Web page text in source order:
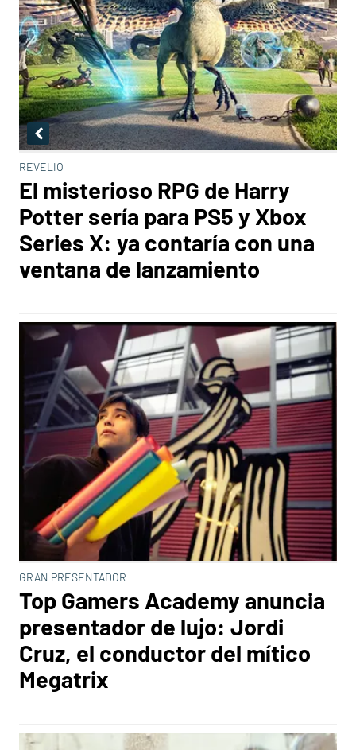
REVELIO
El misterioso RPG de Harry
Potter sería para PS5 y Xbox
Series X: ya contaría con una
ventana de lanzamiento
GRAN PRESENTADOR
Top Gamers Academy anuncia
presentador de lujo: Jordi
Cruz, el conductor del mítico
Megatrix